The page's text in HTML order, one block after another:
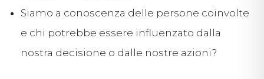
Siamo a conoscenza delle persone coinvolte
e chi potrebbe essere influenzato dalla
nostra decisione o dalle nostre azioni?